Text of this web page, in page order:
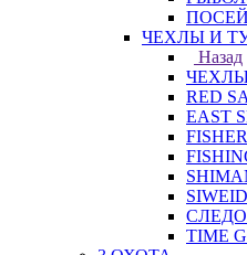
ЧЕХЛЫ И
Назад
RED
EAST
TIME